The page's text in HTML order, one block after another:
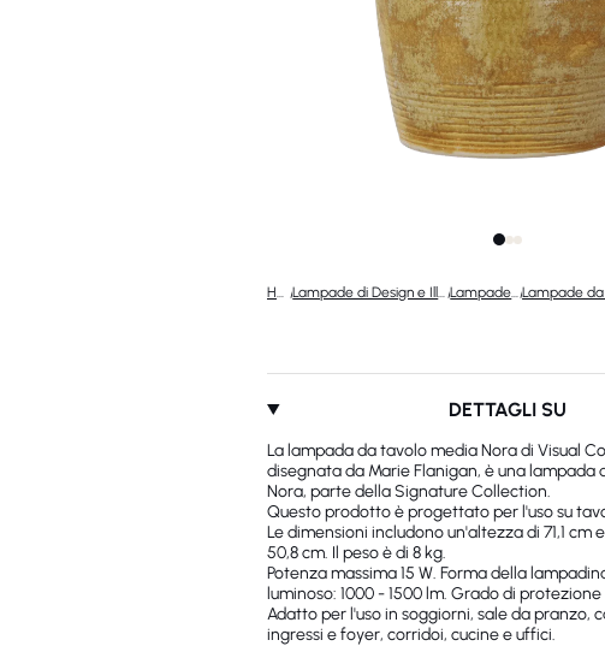
Home / Lampade di Design e Illuminazione di Lusso / Lampade di design /
DETTAGLI SU
La lampada da tavolo media Nora di Visual
disegnata da Marie Flanigan, è una lampada
Nora, parte della Signature Collection.
Questo prodotto è progettato per l'uso su
Le dimensioni includono un'altezza di 71,1 cm
50,8 cm. Il peso è di 8 kg.
Potenza massima 15 W. Forma della
luminoso: 1000 - 1500 lm. Grado di protezione
Adatto per l'uso in soggiorni, sale da pranzo,
ingressi e foyer, corridoi, cucine e uffici.